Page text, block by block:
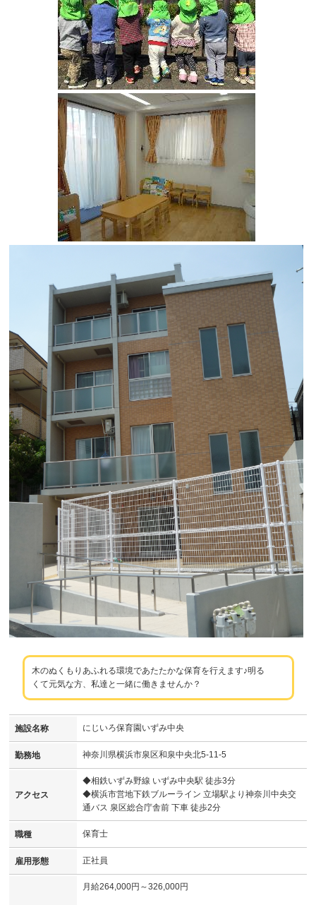
木のぬくもりあふれる環境であたたかな保育を行えます♪明る
くて元気な方、私達と一緒に働きませんか？
施設名称 にじいろ保育園いずみ中央
勤務地 神奈川県横浜市泉区和泉中央北5-11-5
アクセス
◆相鉄いずみ野線 いずみ中央駅 徒歩3分
◆横浜市営地下鉄ブルーライン 立場駅より神奈川中央交
通バス 泉区総合庁舎前 下車 徒歩2分
職種 保育士
雇用形態 正社員
月給264,000円～326,000円